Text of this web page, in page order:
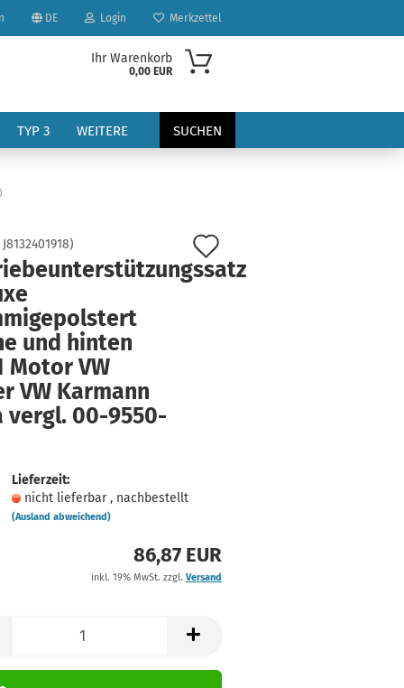
DE Login Merkzettel
Ihr Warenkorb
0,00 EUR
TYP 3 SUCHEN
WEITERE
J8132401918)
den
und hinten
Motor VW
VW Karmann
vergl. 00-9550-
Lieferzeit:
nicht lieferbar , nachbestellt
(Ausland abweichend)
86,87 EUR
inkl. 19% MwSt. zzgl. Versand